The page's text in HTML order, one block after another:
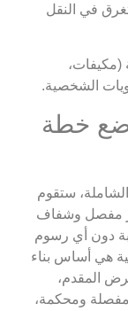
في النقل
(مكيفات،
الشخصية.
ووضع خطة
ستقوم
مفصل وشفاف
دون أي رسوم
هي أساس بناء
المقدم،
ومحكمة،